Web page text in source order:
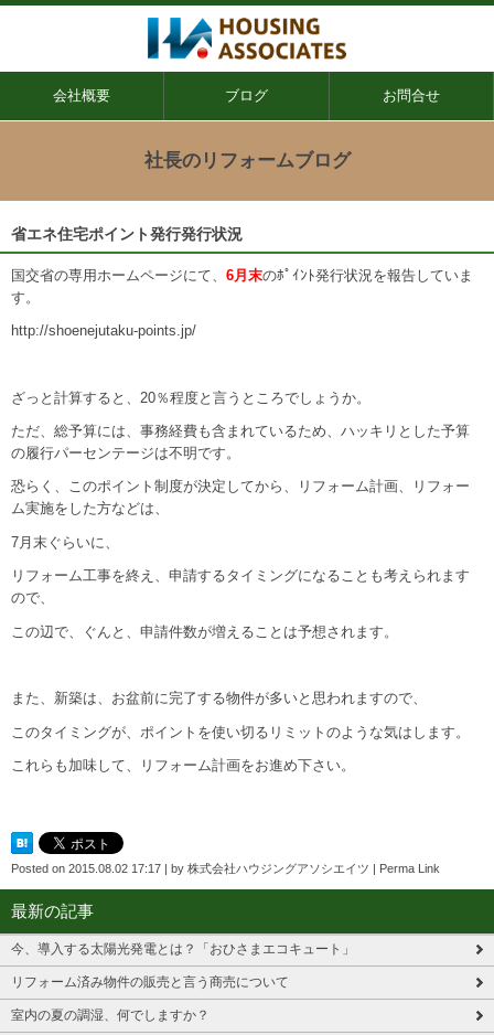
会社概要 ブログ お問合せ
社長のリフォームブログ
省エネ住宅ポイント発行発行状況
国交省の専用ホームページにて、 6月末のﾎﾟｲﾝﾄ発行状況を報告していま
す。
http://shoenejutaku-points.jp/
ざっと計算すると、20％程度と言うところでしょうか。
ただ、総予算には、事務経費も含まれているため、ハッキリとした予算
の履行パーセンテージは不明です。
恐らく、このポイント制度が決定してから、リフォーム計画、リフォー
ム実施をした方などは、
7月末ぐらいに、
リフォーム工事を終え、申請するタイミングになることも考えられます
ので、
この辺で、ぐんと、申請件数が増えることは予想されます。
また、新築は、お盆前に完了する物件が多いと思われますので、
このタイミングが、ポイントを使い切るリミットのような気はします。
これらも加味して、リフォーム計画をお進め下さい。
Posted on 2015.08.02 17:17 by 株式会社ハウジングアソシエイツ Perma Link
最新の記事
今、導入する太陽光発電とは？「おひさまエコキュート」
リフォーム済み物件の販売と言う商売について
室内の夏の調湿、何でしますか？